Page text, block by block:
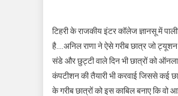
टिहरी के राजकीय इंटर कॉलेज ज्ञानसू में
है….अनिल राणा ने ऐसे गरीब छात्र जो
संडे और छुट्टी वाले दिन भी छात्रों को
कंपटीशन की तैयारी भी करवाई जिससे कई
के गरीब छात्रों को इस काबिल बनाए कि